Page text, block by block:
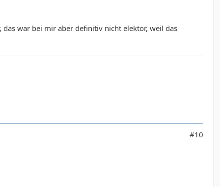
das war bei mir aber definitiv nicht elektor, weil das
#10